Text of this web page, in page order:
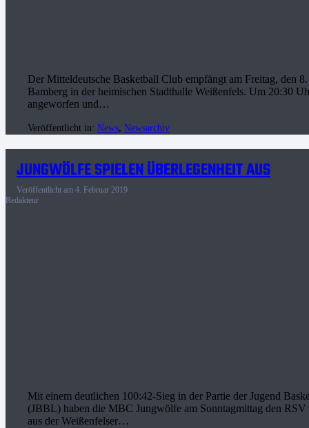
Der Mitteldeutsche Basketball Club empfängt am Freitag, den
Bamberg in der heimischen Stadthalle Weißenfels. Um 20:30
angeworfen und…
Veröffentlicht in: News, Newsarchiv
JUNGWÖLFE SPIELEN ÜBERLEGENHEIT AUS
Veröffentlicht am 4. Februar 2019
Redakteur
Mit einem deutlichen 100:42-Sieg in der Partie der Jugend
(JBBL) haben die MBC Jungwölfe am Sonntagmittag den RSV
aus der Weißenfelser…